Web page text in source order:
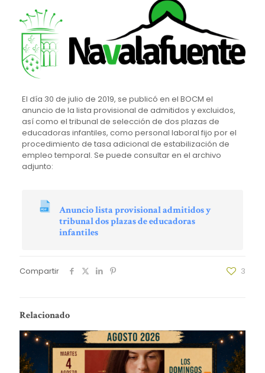
El día 30 de julio de 2019, se publicó en el BOCM el
anuncio de la lista provisional de admitidos y excluidos,
así como el tribunal de selección de dos plazas de
educadoras infantiles, como personal laboral fijo por el
procedimiento de tasa adicional de estabilización de
empleo temporal. Se puede consultar en el archivo
adjunto:
Anuncio lista provisional admitidos y
tribunal dos plazas de educadoras
infantiles
Compartir 3
Relacionado